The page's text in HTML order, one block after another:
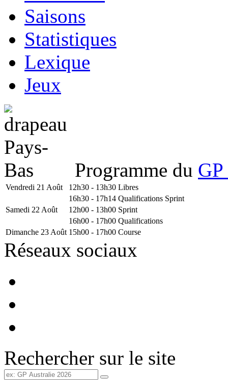
Saisons
Statistiques
Lexique
Jeux
Programme du
Vendredi 21 Août 12h30 - 13h30 Libres
16h30 - 17h14 Qualifications Sprint
Samedi 22 Août
12h00 - 13h00 Sprint
16h00 - 17h00 Qualifications
Dimanche 23 Août 15h00 - 17h00 Course
Réseaux sociaux
Rechercher sur le site